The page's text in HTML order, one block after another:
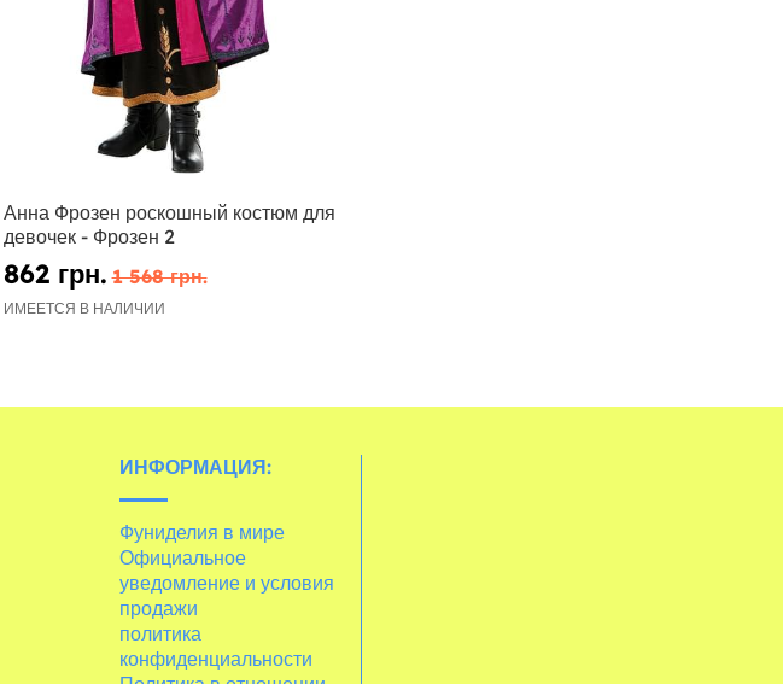
Анна Фрозен роскошный костюм для
девочек - Фрозен 2
862 грн. 1 568 грн.
ИМЕЕТСЯ В НАЛИЧИИ
ИНФОРМАЦИЯ:
Фуниделия в мире
Официальное
уведомление и условия
продажи
политика
конфиденциальности